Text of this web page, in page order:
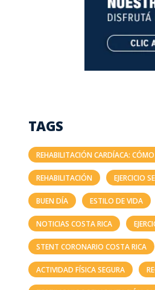
TAGS
REHABILITACIÓN CARDÍACA:
REHABILITACIÓN EJERCICIO
BUEN DÍA ESTILO DE VIDA
NOTICIAS COSTA RICA
STENT CORONARIO COSTA RICA
ACTIVIDAD FÍSICA SEGURA